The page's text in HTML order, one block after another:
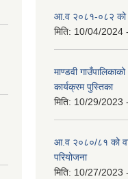
आ.व २०८१-०८२ को
मिति: 10/04/2024
माण्डवी
कार्यक्रम पुस्तिका
मिति: 10/29/2023
आ.व २०८०/८१ को
परियोजना
मिति: 10/27/2023